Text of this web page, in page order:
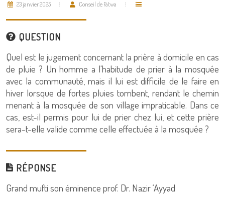
23 janvier 2025 Conseil de Fatwa
QUESTION
Quel est le jugement concernant la prière à domicile en cas
de pluie ? Un homme a l'habitude de prier à la mosquée
avec la communauté, mais il lui est difficile de le faire en
hiver lorsque de fortes pluies tombent, rendant le chemin
menant à la mosquée de son village impraticable. Dans ce
cas, est-il permis pour lui de prier chez lui, et cette prière
sera-t-elle valide comme celle effectuée à la mosquée ?
RÉPONSE
Grand mufti son éminence prof. Dr. Nazir ‘Ayyad